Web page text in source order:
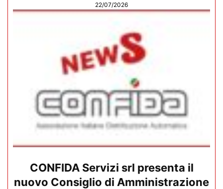
22/07/2026
CONFIDA Servizi srl presenta il
nuovo Consiglio di Amministrazione